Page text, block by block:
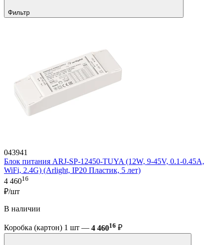
Фильтр
043941
Блок питания ARJ-SP-12450-TUYA (12W, 9-45V, 0.1-0.45A,
WiFi, 2.4G) (Arlight, IP20 Пластик, 5 лет)
4 46016
₽/шт
В наличии
Коробка (картон) 1 шт — 4 46016 ₽